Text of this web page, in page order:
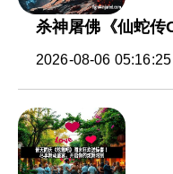
杀神屠佛《仙蛇传
2026-08-06 05:16:25